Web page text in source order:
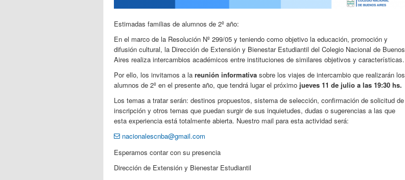
Estimadas familias de alumnos de 2º año:
En el marco de la Resolución Nº 299/05 y teniendo como objetivo la educación, promoción y
difusión cultural, la Dirección de Extensión y Bienestar Estudiantil del Colegio Nacional de Buenos
Aires realiza intercambios académicos entre instituciones de similares objetivos y características.
Por ello, los invitamos a la reunión informativa sobre los viajes de intercambio que realizarán los
alumnos de 2º en el presente año, que tendrá lugar el próximo jueves 11 de julio a las 19:30 hs.
Los temas a tratar serán: destinos propuestos, sistema de selección, confirmación de solicitud de
inscripción y otros temas que puedan surgir de sus inquietudes, dudas o sugerencias a las que
esta experiencia está totalmente abierta. Nuestro mail para esta actividad será:
nacionalescnba@gmail.com
Esperamos contar con su presencia
Dirección de Extensión y Bienestar Estudiantil